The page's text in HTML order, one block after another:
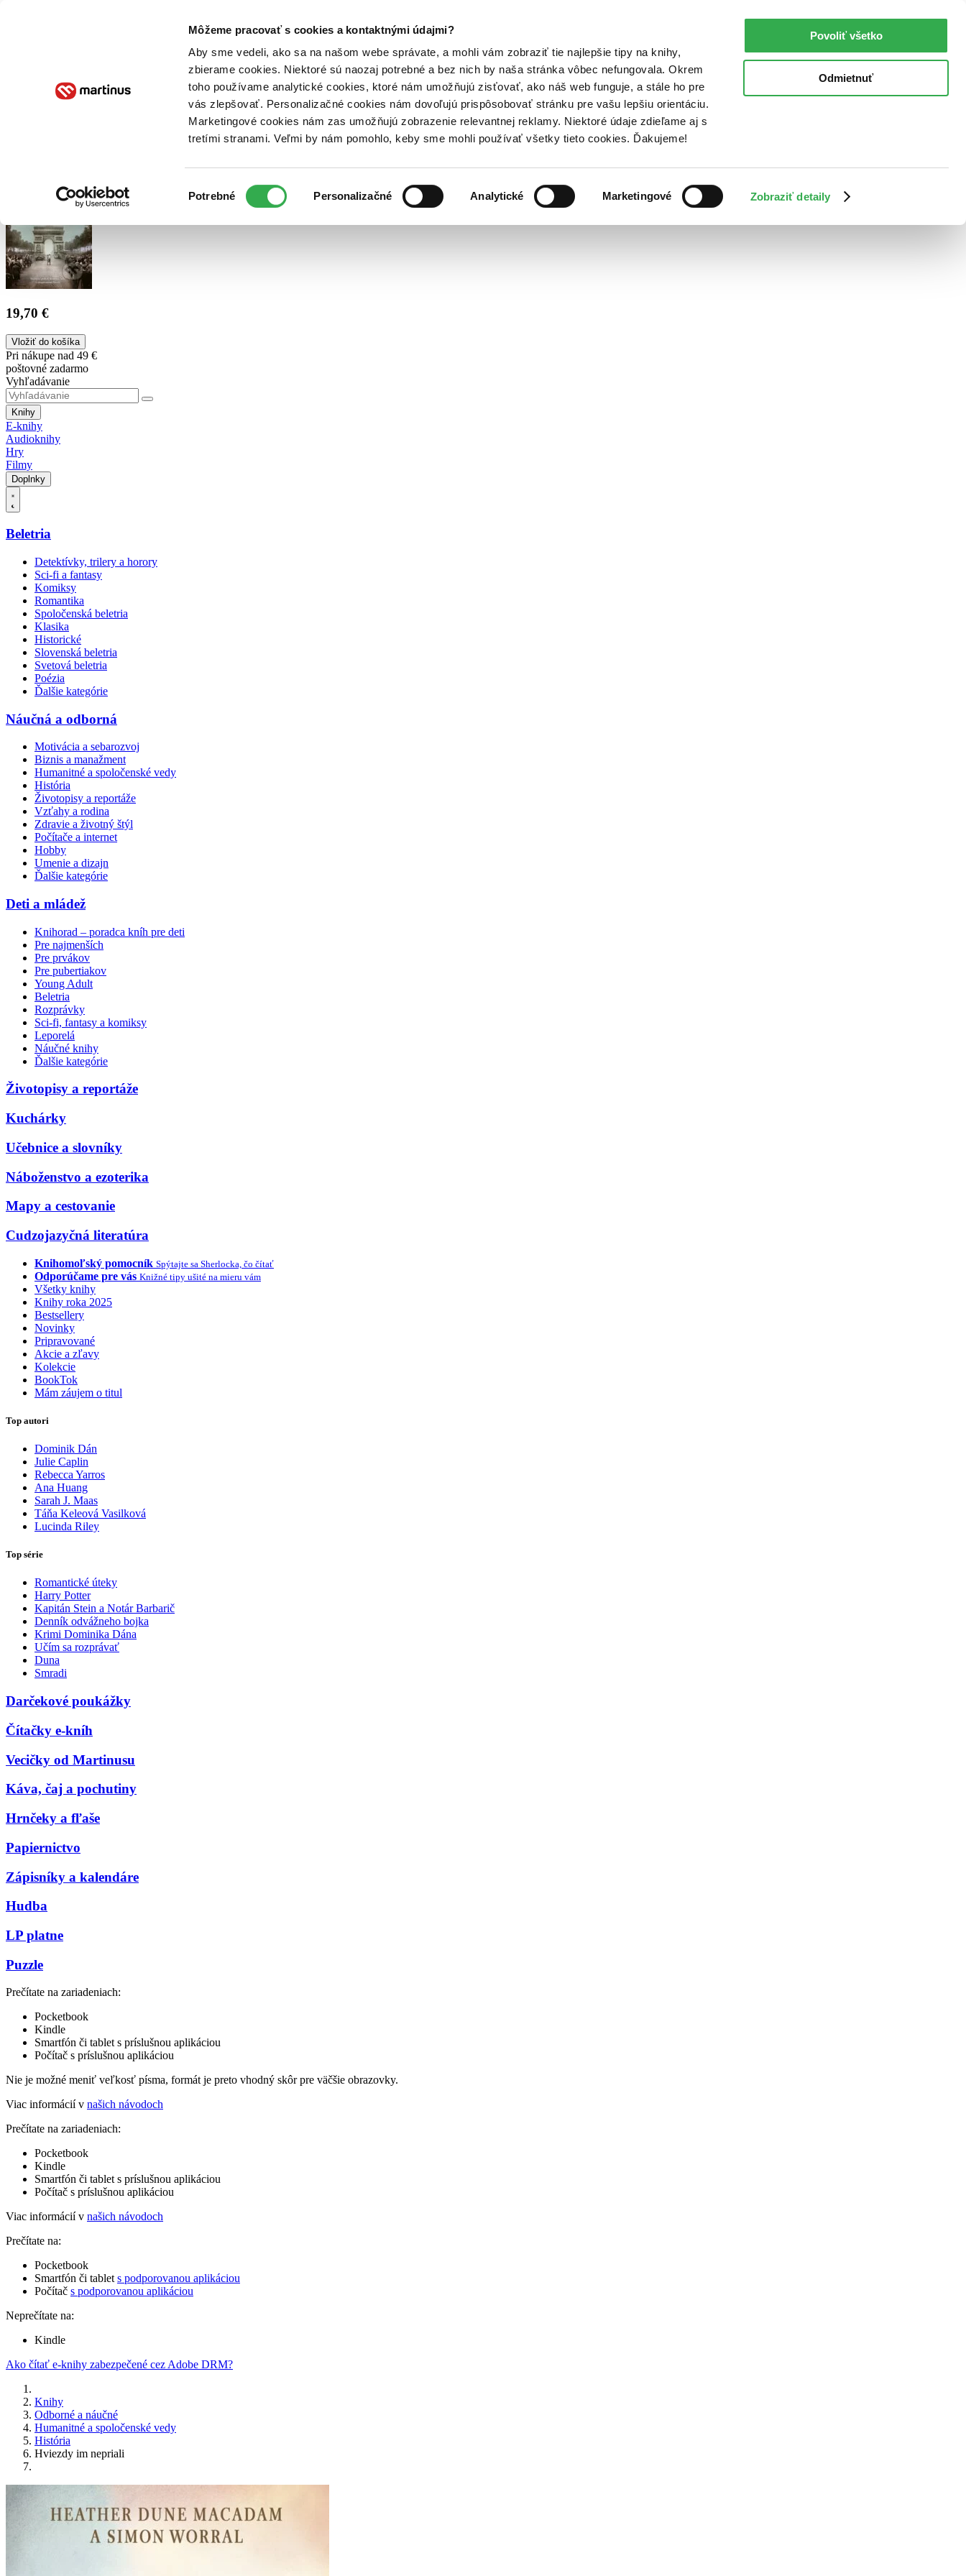
Môžeme pracovať s cookies a kontaktnými údajmi?
Aby sme vedeli, ako sa na našom webe správate, a mohli vám zobraziť tie najlepšie tipy na knihy,
zbierame cookies. Niektoré sú naozaj potrebné a bez nich by naša stránka vôbec nefungovala. Okrem
toho používame analytické cookies, ktoré nám umožňujú zisťovať, ako náš web funguje, a stále ho pre
vás zlepšovať. Personalizačné cookies nám dovoľujú prispôsobovať stránku pre vašu lepšiu orientáciu.
Marketingové cookies nám zas umožňujú zobrazenie relevantnej reklamy. Niektoré údaje zdieľame aj s
tretími stranami. Veľmi by nám pomohlo, keby sme mohli používať všetky tieto cookies. Ďakujeme!
súhlasu
Potrebné Personalizačné Analytické Marketingové Zobraziť detaily
Povoliť všetko
Odmietnuť
Poukážky Kontakt
19,70 €
Vložiť do košíka
Pri nákupe nad 49 €
poštovné zadarmo
Vyhľadávanie
Knihy
E-knihy
Audioknihy
Hry
Filmy
Doplnky
Beletria
Detektívky, trilery a horory
Sci-fi a fantasy
Komiksy
Romantika
Spoločenská beletria
Klasika
Historické
Slovenská beletria
Svetová beletria
Poézia
Ďalšie kategórie
Náučná a odborná
Motivácia a sebarozvoj
Biznis a manažment
Humanitné a spoločenské vedy
História
Životopisy a reportáže
Vzťahy a rodina
Zdravie a životný štýl
Počítače a internet
Hobby
Umenie a dizajn
Ďalšie kategórie
Deti a mládež
Knihorad – poradca kníh pre deti
Pre najmenších
Pre prvákov
Pre pubertiakov
Young Adult
Beletria
Rozprávky
Sci-fi, fantasy a komiksy
Leporelá
Náučné knihy
Ďalšie kategórie
Životopisy a reportáže
Kuchárky
Učebnice a slovníky
Náboženstvo a ezoterika
Mapy a cestovanie
Cudzojazyčná literatúra
Knihomoľský pomocník Spýtajte sa Sherlocka, čo čítať
Odporúčame pre vás Knižné tipy ušité na mieru vám
Všetky knihy
Knihy roka 2025
Bestsellery
Novinky
Pripravované
Akcie a zľavy
Kolekcie
BookTok
Mám záujem o titul
Top autori
Dominik Dán
Julie Caplin
Rebecca Yarros
Ana Huang
Sarah J. Maas
Táňa Keleová Vasilková
Lucinda Riley
Top série
Romantické úteky
Harry Potter
Kapitán Stein a Notár Barbarič
Denník odvážneho bojka
Krimi Dominika Dána
Učím sa rozprávať
Duna
Smradi
Darčekové poukážky
Čítačky e-kníh
Vecičky od Martinusu
Káva, čaj a pochutiny
Hrnčeky a fľaše
Papiernictvo
Zápisníky a kalendáre
Hudba
LP platne
Puzzle
Prečítate na zariadeniach:
Pocketbook
Kindle
Smartfón či tablet s príslušnou aplikáciou
Počítač s príslušnou aplikáciou
Nie je možné meniť veľkosť písma, formát je preto vhodný skôr pre väčšie obrazovky.
Viac informácií v našich návodoch
Prečítate na zariadeniach:
Pocketbook
Kindle
Smartfón či tablet s príslušnou aplikáciou
Počítač s príslušnou aplikáciou
Viac informácií v našich návodoch
Prečítate na:
Pocketbook
Smartfón či tablet s podporovanou aplikáciou
Počítač s podporovanou aplikáciou
Neprečítate na:
Kindle
Ako čítať e-knihy zabezpečené cez Adobe DRM?
Knihy
Odborné a náučné
Humanitné a spoločenské vedy
História
Hviezdy im nepriali